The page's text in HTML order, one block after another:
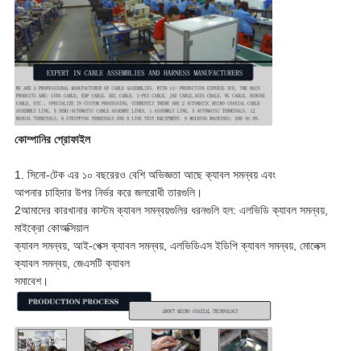
কোম্পানির প্রোফাইল
1. সিনো-টেক এর ১০ বছরেরও বেশি অভিজ্ঞতা আছে ক্যাবল সমন্বয় এবং
আপনার চাহিদার উপর নির্ভর করে জলরোধী তারগুলি।
2আমাদের কারখানার কাস্টম ক্যাবল সমন্বয়গুলির ধরনগুলি হল: এলভিডি ক্যাবল সমন্বয়,
মাইক্রো কোঅক্সিয়াল
ক্যাবল সমন্বয়, আই-পেক্স ক্যাবল সমন্বয়, এলভিডিএস ইডিপি ক্যাবল সমন্বয়, মোলেক্স
ক্যাবল সমন্বয়, জেএসটি ক্যাবল
সমাবেশ।